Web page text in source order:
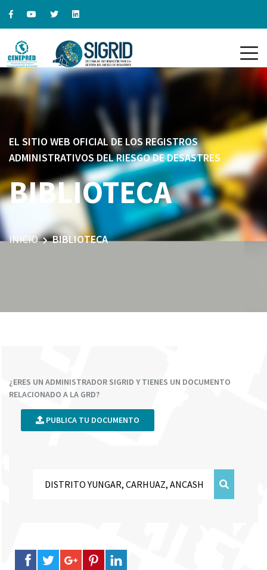
EL SITIO WEB OFICIAL DE LOS REGISTROS
ADMINISTRATIVOS DEL RIESGO DE DESASTRES
BIBLIOTECA
INICIO BIBLIOTECA
¿ERES UN ADMINISTRADOR SIGRID Y TIENES UN DOCUMENTO
RELACIONADO A LA GRD?
PUBLICA TU DOCUMENTO